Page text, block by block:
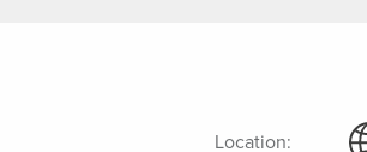
Location: